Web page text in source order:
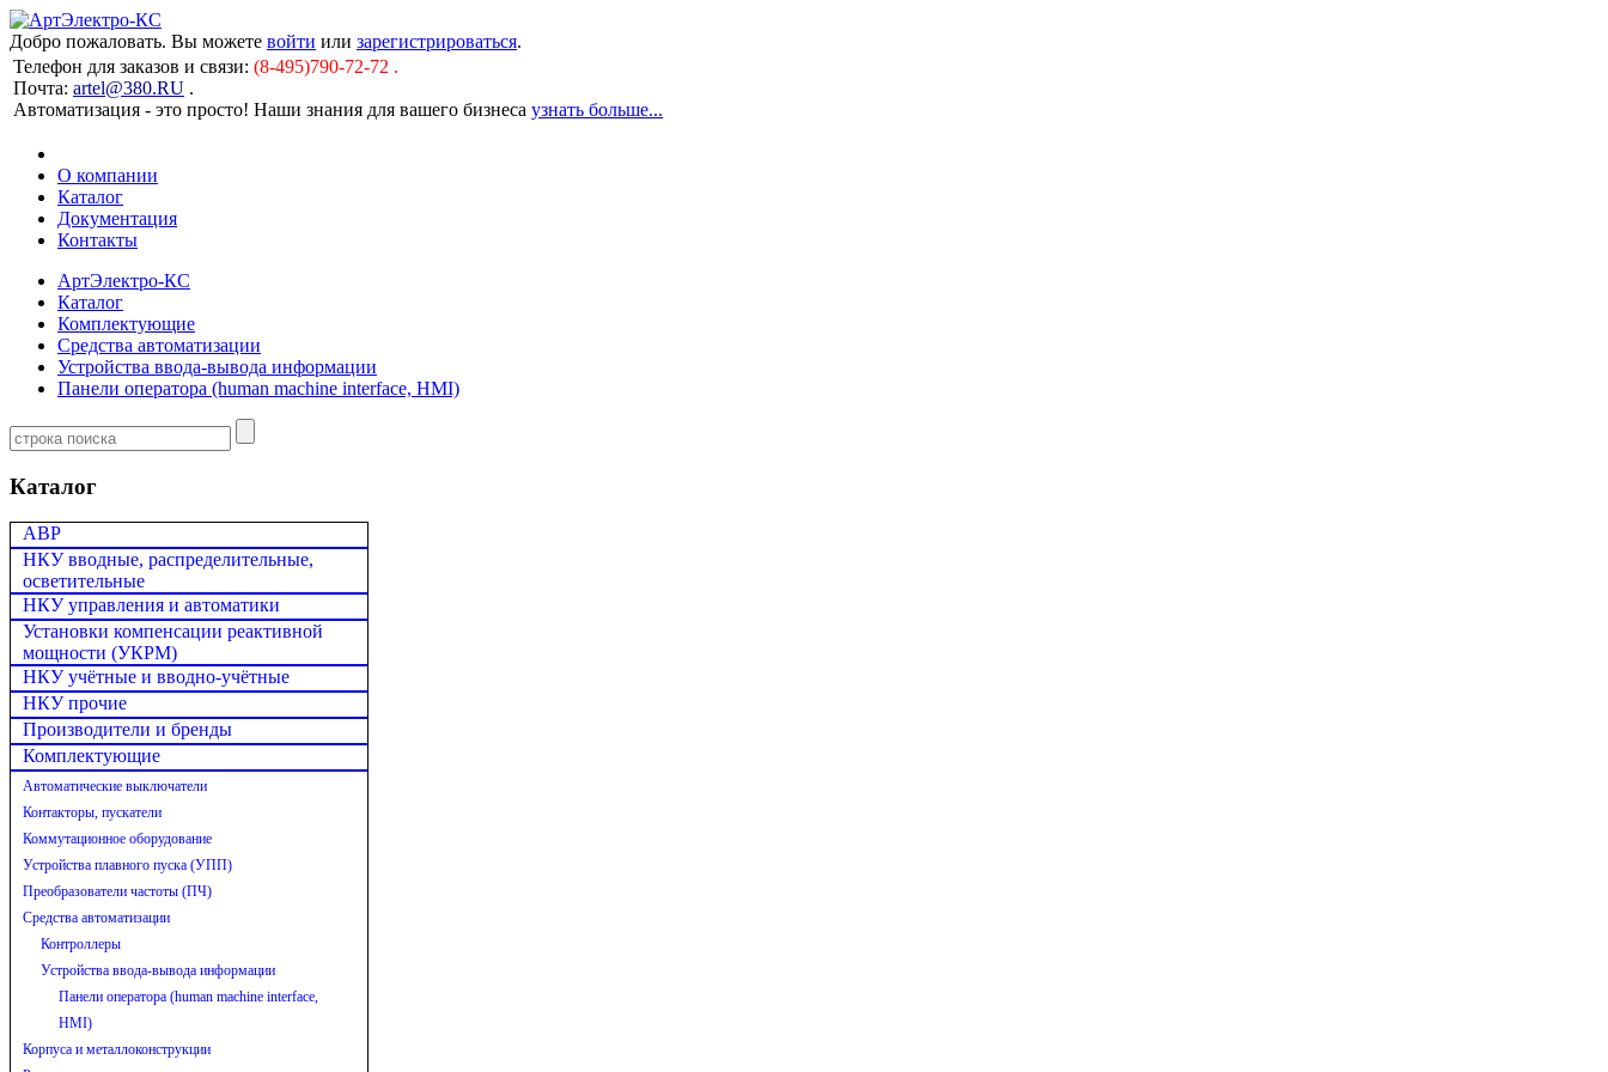
Добро пожаловать. Вы можете войти или зарегистрироваться.
Телефон для заказов и связи: (8-495)790-72-72 .
Почта: artel@380.RU .
Автоматизация - это просто! Наши знания для вашего бизнеса узнать больше...
О компании
Каталог
Документация
Контакты
АртЭлектро-КС
Каталог
Комплектующие
Средства автоматизации
Устройства ввода-вывода информации
Панели оператора (human machine interface, HMI)
Каталог
АВР
НКУ вводные, распределительные,
осветительные
НКУ управления и автоматики
Установки компенсации реактивной
мощности (УКРМ)
НКУ учётные и вводно-учётные
НКУ прочие
Производители и бренды
Комплектующие
Автоматические выключатели
Контакторы, пускатели
Коммутационное оборудование
Устройства плавного пуска (УПП)
Преобразователи частоты (ПЧ)
Средства автоматизации
Контроллеры
Устройства ввода-вывода информации
Панели оператора (human machine interface,
HMI)
Корпуса и металлоконструкции